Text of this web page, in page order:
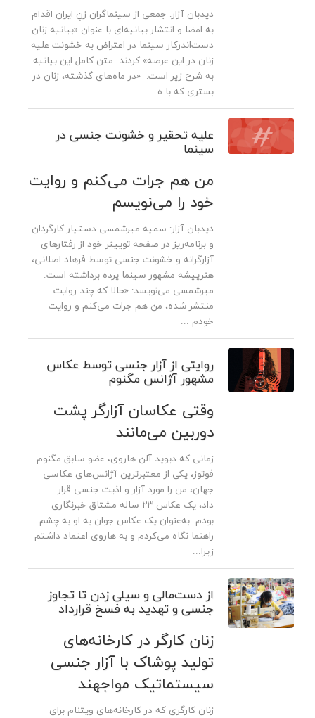
دیدبان آزار: جمعی از سینماگران زنِ ایران اقدام
به امضا و انتشار بیانیه‌ای با عنوان «بیانیه زنان
دست‌اندرکار سینما در اعتراض به خشونت علیه
زنان در این عرصه» کردند. متن کامل این بیانیه
به شرح زیر است: «در ماه‌های گذشته، زنان در
بستری که با ه...
علیه تحقیر و خشونت جنسی در
سینما
من هم جرات می‌کنم و روایت
خود را می‌نویسم
دیدبان آزار: سمیه میرشمسی دستیار کارگردان
و برنامه‌ریز در صفحه توییتر خود از رفتارهای
آزارگرانه و خشونت جنسی توسط فرهاد اصلانی،
هنرپیشه مشهور سینما پرده برداشته است.
میرشمسی می‌نویسد: «حالا که چند روایت
منتشر شده، من هم جرات می‌کنم و روایت
خودم ...
روایتی از آزار جنسی توسط عکاس
مشهور آژانس مگنوم
وقتی عکاسان آزارگر پشت
دوربین می‌مانند
زمانی که دیوید آلن هاروی، عضو سابق مگنوم
فوتوز، یکی از معتبرترین آژانس‌های عکاسی
جهان، من را مورد آزار و اذیت جنسی قرار
داد، یک عکاس ۲۳ ساله مشتاق خبرنگاری
بودم. به‌عنوان یک عکاس جوان به او به چشم
راهنما نگاه می‌کردم و به هاروی اعتماد داشتم
زیرا...
از دست‌مالی و سیلی زدن تا تجاوز
جنسی و تهدید به فسخ قرارداد
زنان کارگر در کارخانه‌های
تولید پوشاک با آزار جنسی
سیستماتیک مواجهند
زنان کارگری که در کارخانه‌های ویتنام برای